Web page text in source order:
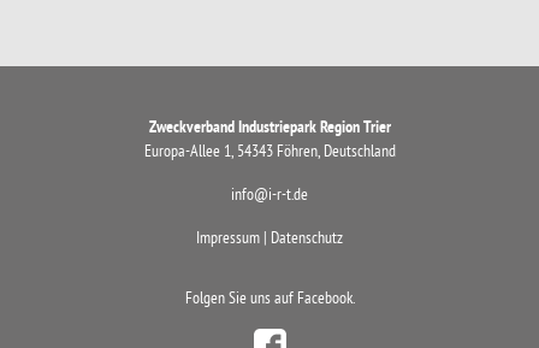
Zweckverband Industriepark Region Trier
Europa-Allee 1, 54343 Föhren, Deutschland
info@i-r-t.de
Impressum | Datenschutz
Folgen Sie uns auf Facebook.